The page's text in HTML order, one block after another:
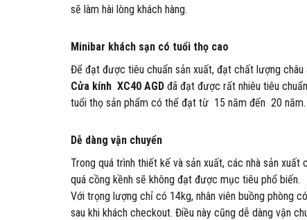
sẽ làm hài lòng khách hàng.
Minibar khách sạn có tuổi thọ cao
Để đạt được tiêu chuẩn sản xuất, đạt chất lượng
Cửa kính XC40 AGD đã đạt được rất nhiêu tiêu
tuổi thọ sản phẩm có thể đạt từ 15 năm đến 20
Dễ dàng vận chuyển
Trong quá trình thiết kế và sản xuất, các nhà sản
quá cồng kềnh sẽ không đạt được mục tiêu phổ biến.
Với trọng lượng chỉ có 14kg, nhân viên buồng phòng
sau khi khách checkout. Điều này cũng dễ dàng vận